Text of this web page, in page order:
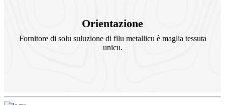
Orientazione
Fornitore di solu suluzione di filu metallicu è maglia tessuta
unicu.